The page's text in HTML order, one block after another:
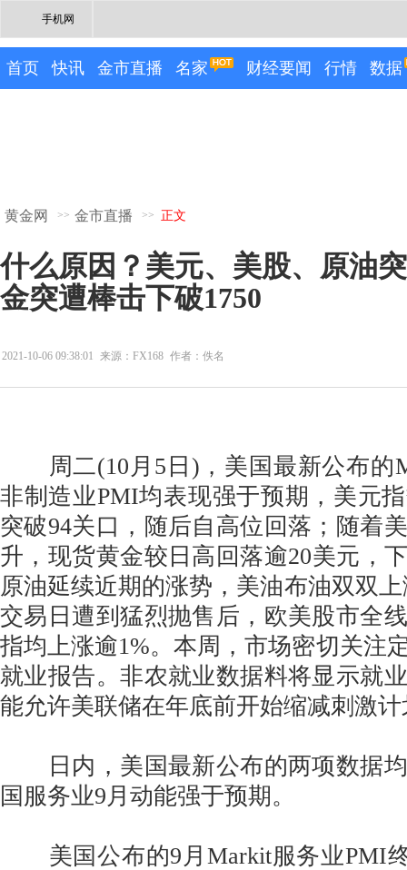
手机网
首页 快讯 金市直播 名家 财经要闻 行情 数据
黄金网 >> 金市直播 >> 正文
什么原因？美元、美股、原油
金突遭棒击下破1750
2021-10-06 09:38:01 来源：FX168 作者：佚名
周二(10月5日)，美国最新公布的
非制造业PMI均表现强于预期，美元
突破94关口，随后自高位回落；随着
升，现货黄金较日高回落逾20美元，
原油延续近期的涨势，美油布油双双
交易日遭到猛烈抛售后，欧美股市全
指均上涨逾1%。本周，市场密切关注
就业报告。非农就业数据料将显示就
能允许美联储在年底前开始缩减刺激
日内，美国最新公布的两项数据均
国服务业9月动能强于预期。
美国公布的9月Markit服务业PMI终